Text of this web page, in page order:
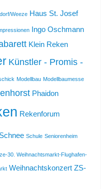
Weeze Haus St. Josef
Ingo Oschmann
Klein Reken
Künstler - Promis -
Modellbau Modellbaumesse
Phaidon
Rekenforum
Schnee Schule Seniorenheim
30. Weihnachtsmarkt-Flughafen-
Weihnachtskonzert ZS-